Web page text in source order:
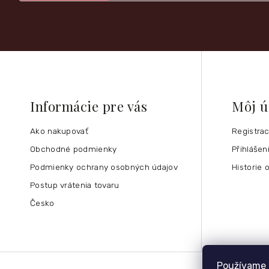
Informácie pre vás
Ako nakupovať
Obchodné podmienky
Podmienky ochrany osobných údajov
Postup vrátenia tovaru
Česko
Môj
Přihlášení
Historie